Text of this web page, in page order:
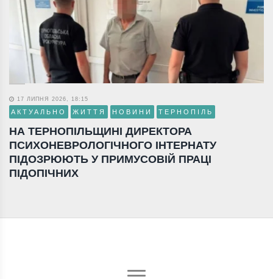
17 ЛИПНЯ 2026, 18:15
АКТУАЛЬНО ЖИТТЯ НОВИНИ ТЕРНОПІЛЬ
НА ТЕРНОПІЛЬЩИНІ ДИРЕКТОРА
ПСИХОНЕВРОЛОГІЧНОГО ІНТЕРНАТУ
ПІДОЗРЮЮТЬ У ПРИМУСОВІЙ ПРАЦІ
ПІДОПІЧНИХ